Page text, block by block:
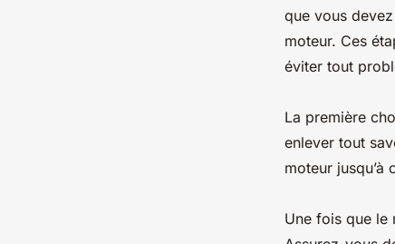
que vous
moteur. Ces
éviter tout
La première
enlever tout
moteur jusqu’à
Une fois que le